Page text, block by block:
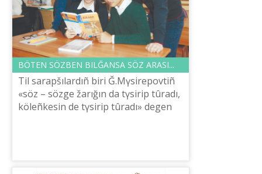
BÖTEN SÖZBEN BILĞANSA SÖZ ARASI...
Tіl sarapšılardıñ bіrі Ğ.Mүsіrepovtіñ
«söz – sözge žarığın da tүsіrіp tûradı,
köleñkesіn de tүsіrіp tûradı» degen